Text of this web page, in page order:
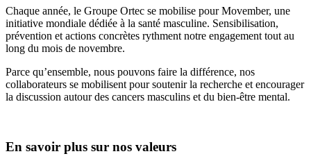
Chaque année, le Groupe Ortec se mobilise pour Movember, une
initiative mondiale dédiée à la santé masculine. Sensibilisation,
prévention et actions concrètes rythment notre engagement tout au
long du mois de novembre.
Parce qu’ensemble, nous pouvons faire la différence, nos
collaborateurs se mobilisent pour soutenir la recherche et encourager
la discussion autour des cancers masculins et du bien-être mental.
En savoir plus sur nos valeurs